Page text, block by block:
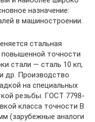
назначение:
в машиностроении.
стальная
повышенной точности
стали — сталь 10 кп,
др. Производство
на специальных
резьбы. ГОСТ 7798-
класса точности В
(зарубежные аналоги